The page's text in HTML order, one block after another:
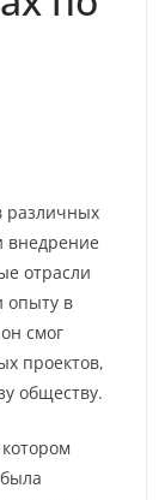
различных
внедрение
отрасли
опыту в
смог
проектов,
обществу.